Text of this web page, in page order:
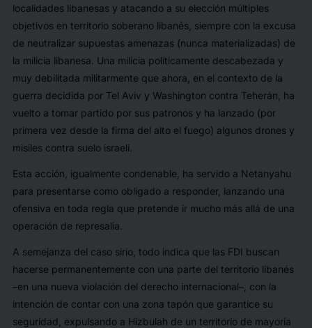
localidades libanesas y atacando a su elección múltiples
objetivos en territorio soberano libanés, siempre con la excusa
de neutralizar supuestas amenazas (nunca materializadas) de
la milicia libanesa. Una milicia políticamente descabezada y
muy debilitada militarmente que ahora, en el contexto de la
guerra decidida por Tel Aviv y Washington contra Teherán, ha
vuelto a tomar partido por sus patronos y ha lanzado (por
primera vez desde la firma del alto el fuego) algunos drones y
misiles contra suelo israelí.
Esta acción, igualmente condenable, ha servido a Netanyahu
para presentarse como obligado a responder, lanzando una
ofensiva en toda regla que pretende ir mucho más allá de una
operación de represalia.
A semejanza del caso sirio, todo indica que las FDI buscan
hacerse permanentemente con una parte del territorio libanés
–en una nueva violación del derecho internacional–, con la
intención de contar con una zona tapón que garantice su
seguridad, expulsando a Hizbulah de un territorio de mayoría